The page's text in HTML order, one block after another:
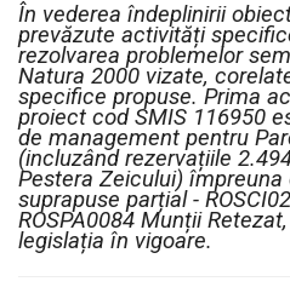
În vederea îndeplinirii
prevăzute activități
rezolvarea problemelor
Natura 2000 vizate,
specifice propuse. Prima
proiect cod SMIS 116950
de management pentru
(incluzând rezervațiile
Pestera Zeicului)
suprapuse parțial -
ROSPA0084 Munții
legislația în vigoare.